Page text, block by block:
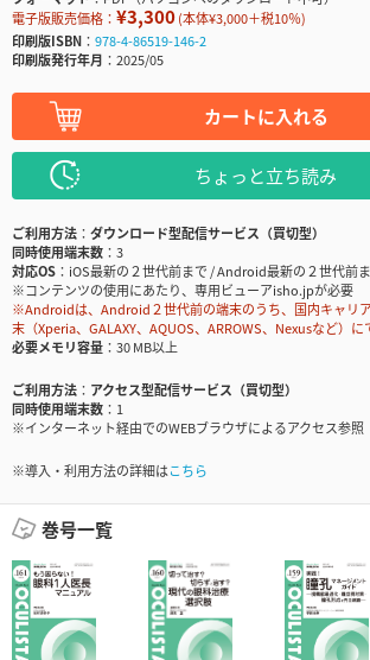
電子版販売価格： ¥3,300(本体¥3,000＋税10％)
印刷版ISBN
978-4-86519-146-2
印刷版発行年月
2025/05
カートに入れる
ちょっと立ち読み
ご利用方法
ダウンロード型配信サービス（買切型）
同時使用端末数
3
対応OS
iOS最新の２世代前まで / Android最新の２世代前
※コンテンツの使用にあたり、専用ビューアisho.jpが必要
※Androidは、Android２世代前の端末のうち、国内キャリ
末（Xperia、GALAXY、AQUOS、ARROWS、Nexusなど）
必要メモリ容量
30 MB以上
ご利用方法
アクセス型配信サービス（買切型）
同時使用端末数
1
※インターネット経由でのWEBブラウザによるアクセス参照
※導入・利用方法の詳細はこちら
巻号一覧